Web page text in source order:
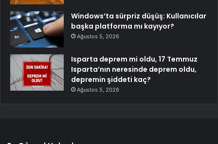
Windows’ta sürpriz düşüş: Kullanıcılar
başka platforma mı kayıyor?
Ağustos 5, 2026
Isparta deprem mi oldu, 17 Temmuz
Isparta’nın neresinde deprem oldu,
depremin şiddeti kaç?
Ağustos 5, 2026